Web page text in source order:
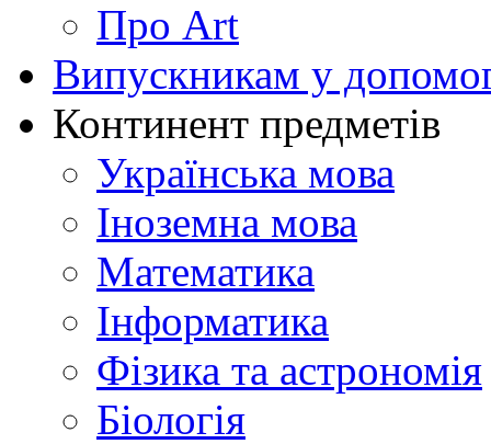
Про Art
Випускникам у
Континент предметів
Українська мова
Іноземна мова
Математика
Інформатика
Фізика та астрономія
Біологія